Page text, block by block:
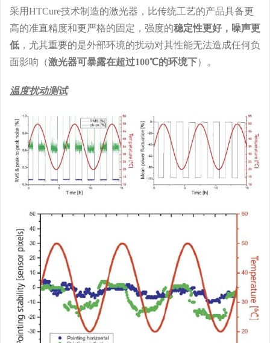
采用HTCure技术制造的激光器，比传统工艺的产品具备更
高的准直精度和更严格的固定，强度的稳定性更好，噪声更
低 ，尤其重要的是外部环境的扰动对其性能无法造成任何负
面影响（激光器可暴露在超过100℃的环境下）。
温度扰动测试